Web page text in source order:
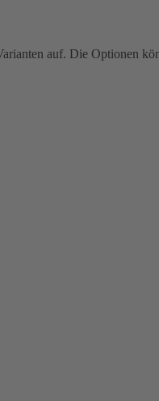
auf. Die Optionen